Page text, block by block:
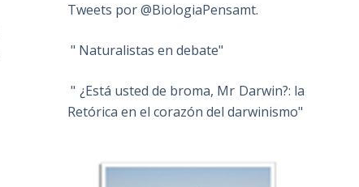
Tweets por @BiologiaPensamt.
" Naturalistas en debate"
" ¿Está usted de broma, Mr Darwin?: la
Retórica en el corazón del darwinismo"